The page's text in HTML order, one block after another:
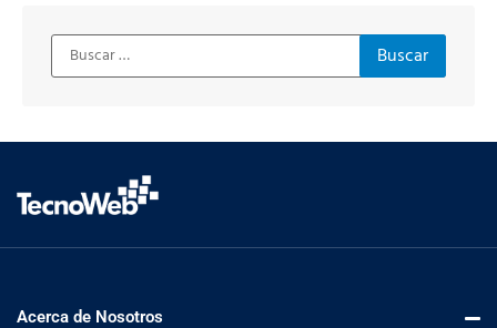
Acerca de Nosotros